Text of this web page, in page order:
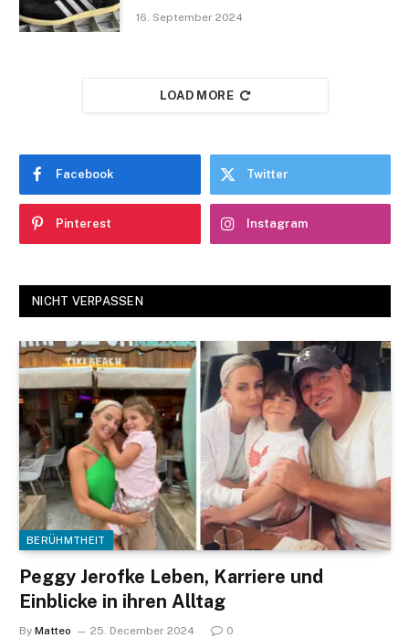
16. September 2024
LOAD MORE
Facebook Twitter
Pinterest Instagram
NICHT VERPASSEN
BERÜHMTHEIT
Peggy Jerofke Leben, Karriere und
Einblicke in ihren Alltag
By Matteo 25. December 2024 0